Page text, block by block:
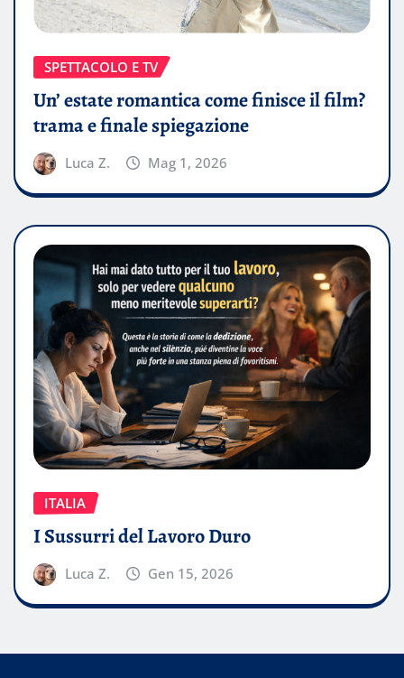
SPETTACOLO E TV
Un’ estate romantica come finisce il film?
trama e finale spiegazione
Luca Z. Mag 1, 2026
ITALIA
I Sussurri del Lavoro Duro
Luca Z. Gen 15, 2026